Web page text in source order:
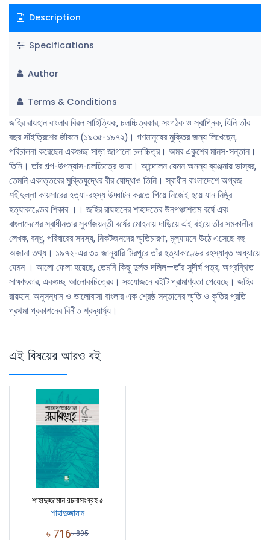
Description
Specifications
Author
Terms & Conditions
জহির রায়হান বাংলার বিরল সাহিত্যিক, চলচ্চিত্রকার, সংগঠক ও স্বাপ্নিক, যিনি তাঁর
বছর সাঁইত্রিশের জীবনে (১৯৩৫-১৯৭২)। গণমানুষের মুক্তির জন্য লিখেছেন,
পরিচালনা করেছেন একগুচ্ছ সাড়া জাগানাে চলচ্চিত্র। অমর একুশের মানস-সন্তান।
তিনি। তাঁর গল্প-উপন্যাস-চলচ্চিত্রে ভাষা। আন্দোলন যেমন অনন্য ব্যঞ্জনায় ভাস্বর,
তেমনি একাত্তরের মুক্তিযুদ্ধের বীর যােদ্ধাও তিনি। স্বাধীন বাংলাদেশে অগ্রজ
শহীদুল্লা কায়সারের হত্যা-রহস্য উদ্ঘাটন করতে গিয়ে নিজেই হয়ে যান নিষ্ঠুর
হত্যাকাণ্ডের শিকার ।। জহির রায়হানের শাহাদতের উনপঞ্চাশতম বর্ষে এবং
বাংলাদেশের স্বাধীনতার সুবর্ণজয়ন্তী বর্ষের মােহনায় দাড়িয়ে এই বইয়ে তাঁর সমকালীন
লেখক, বন্ধু, পরিবারের সদস্য, নিকটজনদের স্মৃতিচারণা, মূল্যায়নে উঠে এসেছে বহু
অজানা তথ্য। ১৯৭২-এর ৩০ জানুয়ারি মিরপুরে তাঁর হত্যাকাণ্ডের রহস্যাবৃত অধ্যায়ে
যেমন । আলাে ফেলা হয়েছে, তেমনি কিছু দুর্লভ দলিল—তাঁর সুদীর্ঘ পত্র, অগ্রন্থিত
সাক্ষাৎকার, একগুচ্ছ আলােকচিত্রের। সংযােজনে বইটি প্রামাণ্যতা পেয়েছে। জহির
রায়হান: অনুসন্ধান ও ভালােবাসা বাংলার এক শ্রেষ্ঠ সন্তানের স্মৃতি ও কৃতির প্রতি
প্রথমা প্রকাশনের বিনীত শ্রদ্ধার্ঘ্য।
এই বিষয়ের আরও বই
শাহাদুজ্জামান রচনাসংগ্রহ ৫
শাহাদুজ্জামান
৳ 716৳895